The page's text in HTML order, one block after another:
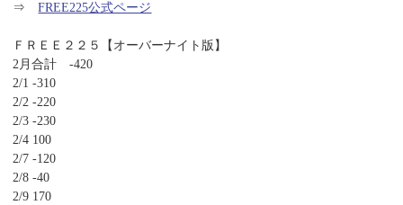
⇒FREE225公式ページ
ＦＲＥＥ２２５【オーバーナイト版】
2月合計 -420
2/1 -310
2/2 -220
2/3 -230
2/4 100
2/7 -120
2/8 -40
2/9 170